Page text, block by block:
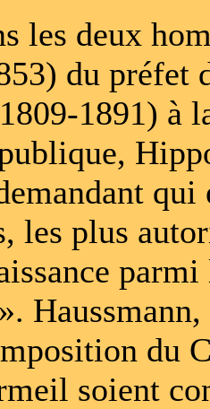
les deux
du préfet
1891) à
qui
les plus
du
soient